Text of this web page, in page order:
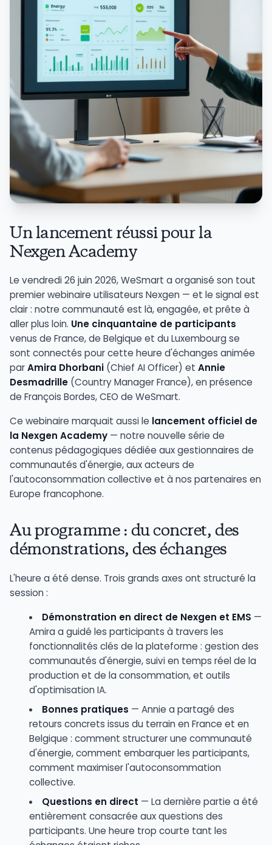
Un lancement réussi pour la
Nexgen Academy
Le vendredi 26 juin 2026, WeSmart a organisé son tout
premier webinaire utilisateurs Nexgen — et le signal est
clair : notre communauté est là, engagée, et prête à
aller plus loin. Une cinquantaine de participants
venus de France, de Belgique et du Luxembourg se
sont connectés pour cette heure d'échanges animée
parAmira Dhorbani (Chief AI Officer) et Annie
Desmadrille (Country Manager France), en présence
de François Bordes, CEO de WeSmart.
Ce webinaire marquait aussi le lancement officiel de
la Nexgen Academy — notre nouvelle série de
contenus pédagogiques dédiée aux gestionnaires de
communautés d'énergie, aux acteurs de
l'autoconsommation collective et à nos partenaires en
Europe francophone.
Au programme : du concret, des
démonstrations, des échanges
L'heure a été dense. Trois grands axes ont structuré la
session :
Démonstration en direct de Nexgen et EMS —
Amira a guidé les participants à travers les
fonctionnalités clés de la plateforme : gestion des
communautés d'énergie, suivi en temps réel de la
production et de la consommation, et outils
d'optimisation IA.
Bonnes pratiques — Annie a partagé des
retours concrets issus du terrain en France et en
Belgique : comment structurer une communauté
d'énergie, comment embarquer les participants,
comment maximiser l'autoconsommation
collective.
Questions en direct — La dernière partie a été
entièrement consacrée aux questions des
participants. Une heure trop courte tant les